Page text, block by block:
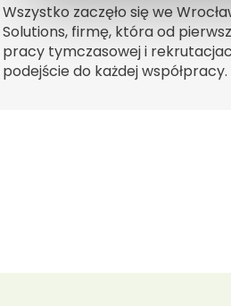
Wszystko zaczęło się we
Solutions, firmę, która od
pracy tymczasowej i
podejście do każdej współpracy.